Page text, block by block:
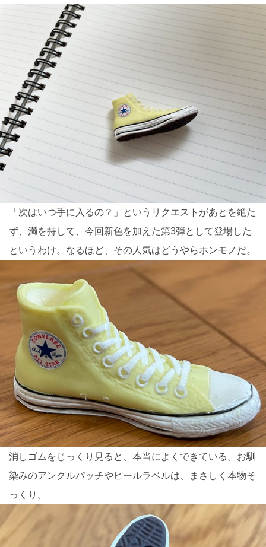
「次はいつ手に入るの？」というリクエストがあとを絶た
ず、満を持して、今回新色を加えた第3弾として登場した
というわけ。なるほど、その人気はどうやらホンモノだ。
消しゴムをじっくり見ると、本当によくできている。お馴
染みのアンクルパッチやヒールラベルは、まさしく本物そ
っくり。